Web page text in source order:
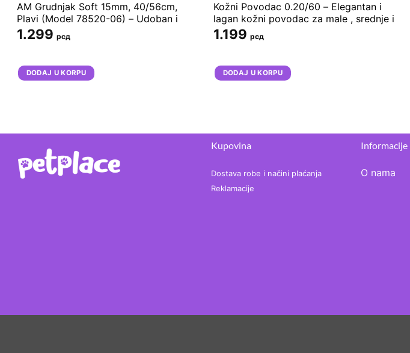
AM Grudnjak Soft 15mm, 40/56cm,
Plavi (Model 78520-06) – Udoban i
stilski izbor za Vašeg psa
1.299 рсд
DODAJ U KORPU
Kožni Povodac 0.20/60 – Elegantan i
lagan kožni povodac za male , srednje i
velike pse
1.199 рсд
DODAJ U KORPU
Kupovina
Dostava robe i načini plaćanja
Reklamacije
Informacije
O nama